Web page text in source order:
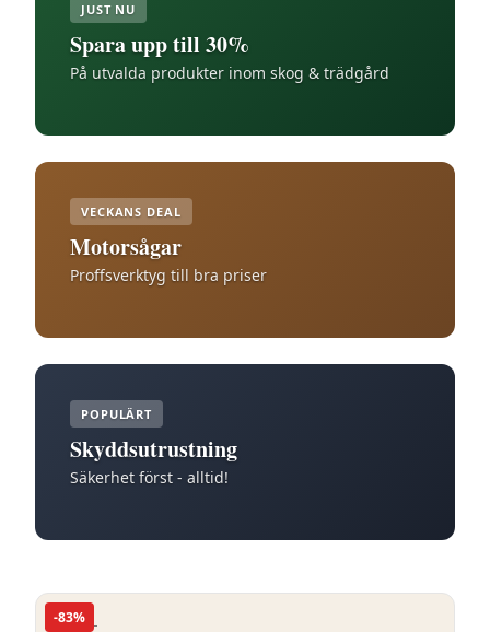
JUST NU
Spara upp till 30%
På utvalda produkter inom skog & trädgård
VECKANS DEAL
Motorsågar
Proffsverktyg till bra priser
POPULÄRT
Skyddsutrustning
Säkerhet först - alltid!
-83%
ENGEL